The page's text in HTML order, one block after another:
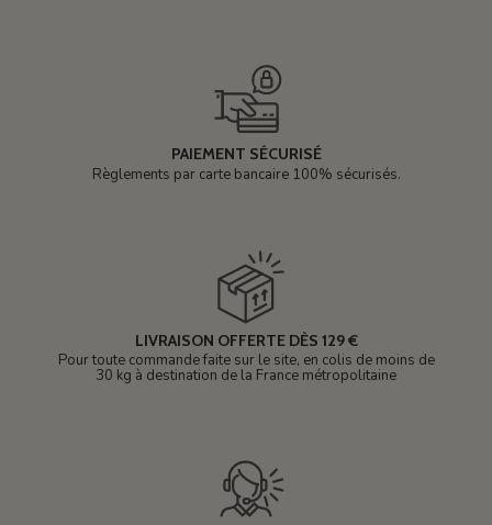
PAIEMENT SÉCURISÉ
Règlements par carte bancaire 100% sécurisés.
LIVRAISON OFFERTE DÈS 129 €
Pour toute commande faite sur le site, en colis de moins de
30 kg à destination de la France métropolitaine